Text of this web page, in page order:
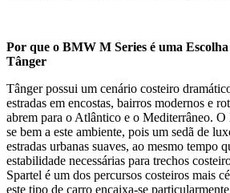
Por que o BMW M Series é uma Escolha
Tânger
Tânger possui um cenário costeiro
estradas em encostas, bairros modernos e
abrem para o Atlântico e o Mediterrâneo.
se bem a este ambiente, pois um sedã de
estradas urbanas suaves, ao mesmo tempo
estabilidade necessárias para trechos
Spartel é um dos percursos costeiros mais
este tipo de carro encaixa-se